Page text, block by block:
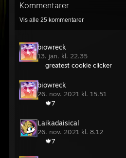
Kommentarer
Vis alle 25 kommentarer
biowreck
13. jan. kl. 22.35
greatest cookie clicker
biowreck
26. nov. 2021 kl. 15.51
🍁7
Laikadaisical
26. nov. 2021 kl. 8.12
🍁7